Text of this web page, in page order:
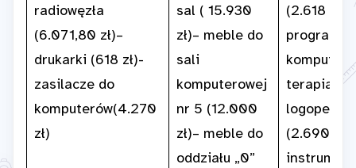
radiowęzła
(6.071,80 zł)–
drukarki (618 zł)-
zasilacze do
komputerów(4.270
zł)
sal ( 15.930
zł)– meble do
sali
komputerowej
nr 5 (12.000
zł)– meble do
oddziału „0”
(2.618 zł)–
program
terapia
(2.690 zł)–